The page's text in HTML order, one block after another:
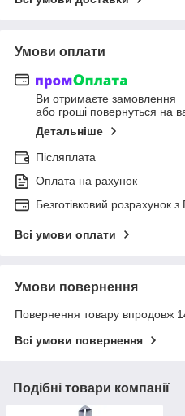
Умови оплати
Ви отримаєте замовлення
або гроші повернуться на
Детальніше
Післяплата
Оплата на рахунок
Безготівковий розрахунок
Всі умови оплати
Умови повернення
Повернення товару впродовж
Всі умови повернення
Подібні товари компанії